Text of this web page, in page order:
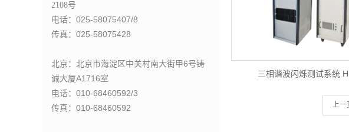
2108号
电话：025-58075407/8
传真： 025-58075428
北京：北京市海淀区中关村南大街甲6号铸
诚大厦A1716室
电话：010-68460592/3
传真：010-68460592
三相谐波闪烁测试系统
上一